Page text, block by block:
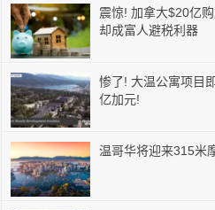
震惊! 加拿大$20亿
却成富人避税利器
惨了! 大温公寓项目
亿加元!
温哥华将迎来315米